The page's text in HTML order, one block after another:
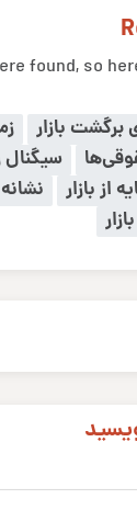
found, so
بازار
سیگنال
بازار
نشانه